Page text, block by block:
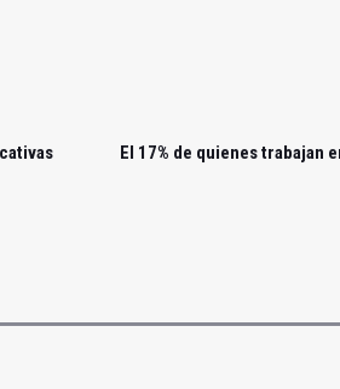
El 17% de quienes trabajan